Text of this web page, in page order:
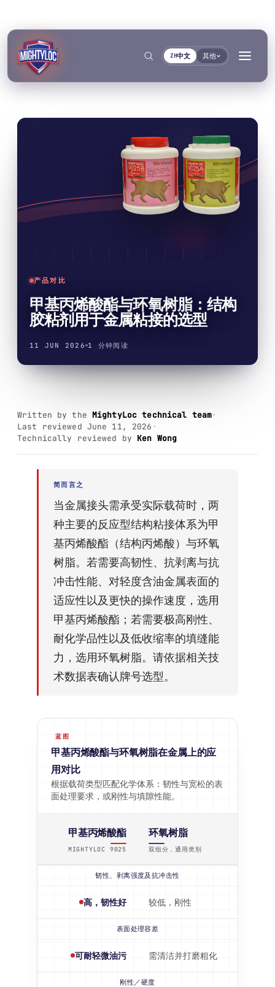
ZH中文 其他
Krystal 2000
Krystal 3000 UV胶 TaftGrip MS聚合物
浏览更多 →
AFT 1080GF 丙烯酸泡棉胶带
AFT 1120GF 丙烯酸泡棉胶带
AFT 2064WF 丙烯酸泡棉胶带
建筑与制造加工
标识标牌
木工
交通运输与船舶
交通运输
金属螺纹装配件
玻璃与陶瓷
复合材料与玻璃纤维
→
文件
使用温度指南
搜索→
产品对比
甲基丙烯酸酯与环氧树脂：结构
胶粘剂用于金属粘接的选型
11 JUN 2026 1 分钟阅读
Written by the MightyLoc technical team·
Last reviewed June 11, 2026 ·
Technically reviewed by Ken Wong
简而言之
当金属接头需承受实际载荷时，两
种主要的反应型结构粘接体系为甲
基丙烯酸酯（结构丙烯酸）与环氧
树脂。若需要高韧性、抗剥离与抗
冲击性能、对轻度含油金属表面的
适应性以及更快的操作速度，选用
甲基丙烯酸酯；若需要极高刚性、
耐化学品性以及低收缩率的填缝能
力，选用环氧树脂。请依据相关技
术数据表确认牌号选型。
蓝图
甲基丙烯酸酯与环氧树脂在金属上的应
用对比
根据载荷类型匹配化学体系：韧性与宽松的表
面处理要求，或刚性与填隙性能。
甲基丙烯酸酯
MIGHTYLOC 9025
环氧树脂
双组分，通用类别
高，韧性好
韧性、剥离强度及抗冲击性
较低，刚性
可耐轻微油污
表面处理容差
需清洁并打磨粗化
刚性／硬度